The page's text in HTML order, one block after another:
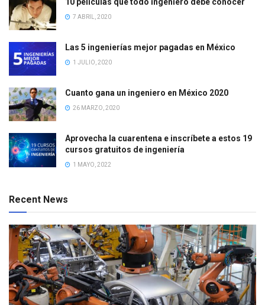
7 ABRIL, 2020
Las 5 ingenierías mejor pagadas en México
1 JULIO, 2020
Cuanto gana un ingeniero en México 2020
26 MARZO, 2020
Aprovecha la cuarentena e inscríbete a estos 19
cursos gratuitos de ingeniería
1 MAYO, 2022
Recent News